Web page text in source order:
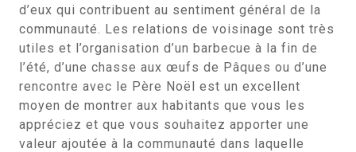
d’eux qui contribuent au sentiment général de la
communauté. Les relations de voisinage sont très
utiles et l’organisation d’un barbecue à la fin de
l’été, d’une chasse aux œufs de Pâques ou d’une
rencontre avec le Père Noël est un excellent
moyen de montrer aux habitants que vous les
appréciez et que vous souhaitez apporter une
valeur ajoutée à la communauté dans laquelle